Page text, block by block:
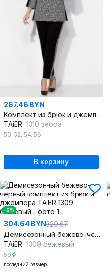
267.46 BYN
Комплект из брюк и джемпера на каждый день с декоративными деталями
TAiER 1310 зебра
50, 52, 54, 56
В корзину
-5%
304.64 BYN320.67
Демисезонный бежево-черный комплект из брюк и джемпера
TAiER 1309 бежевый
58
последний размер